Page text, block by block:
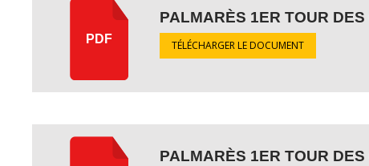
PDF
PALMARÈS 1ER TOUR
TÉLÉCHARGER LE DOCUMENT
PALMARÈS 1ER TOUR